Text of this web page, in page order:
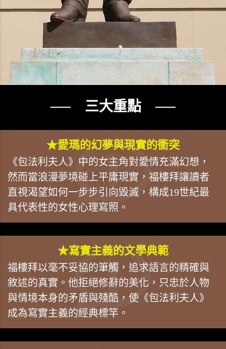
── 三大重點 ──
★愛瑪的幻夢與現實的衝突
《包法利夫人》中的女主角對愛情充滿幻想，
然而當浪漫夢境碰上平庸現實，福樓拜讓讀者
直視渴望如何一步步引向毀滅，構成19世紀最
具代表性的女性心理寫照。
★寫實主義的文學典範
福樓拜以毫不妥協的筆觸，追求語言的精確與
敘述的真實。他拒絕修辭的美化，只忠於人物
與情境本身的矛盾與殘酷，使《包法利夫人》
成為寫實主義的經典標竿。